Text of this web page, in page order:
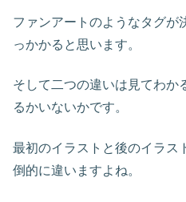
ファンアートのようなタグが
っかかると思います。
そして二つの違いは見てわか
るかいないかです。
最初のイラストと後のイラス
倒的に違いますよね。